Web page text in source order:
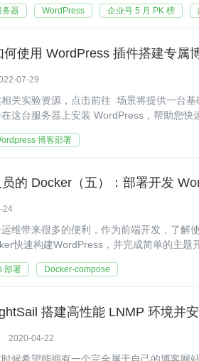
务器 WordPress 企业号 5 月 PK 榜
使用 WordPress 插件搭建专属
07-29
关实验资源，点击前往 场景将提供一台
这台服务器上安装 WordPress，帮助您快
博客部署
的 Docker（五）：部署开发
24
维带来很多的便利，作为前端开发，了解
快速构建WordPress，并完成简单的主题
部署 Docker-compose
搭建高性能 LNMP 环境并
2020-04-22